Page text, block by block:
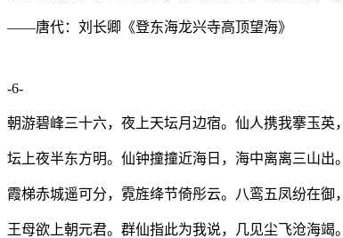
——唐代：刘长卿《登东海龙兴寺高顶望海》
-6-
朝游碧峰三十六，夜上天坛月边宿。仙人携我搴玉英，
坛上夜半东方明。仙钟撞撞近海日，海中离离三山出。
霞梯赤城遥可分，霓旌绛节倚彤云。八鸾五凤纷在御，
王母欲上朝元君。群仙指此为我说，几见尘飞沧海竭。